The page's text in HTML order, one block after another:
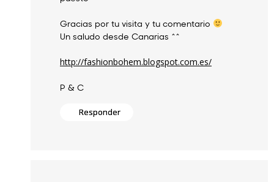
Gracias por tu visita y tu comentario
Un saludo desde Canarias ^^
http://fashionbohem.blogspot.com.es/
P & C
Responder